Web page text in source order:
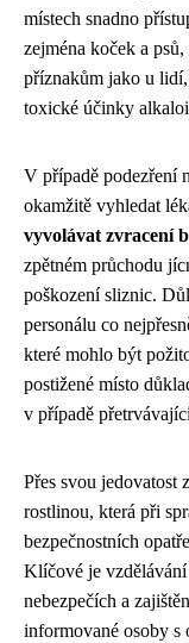
místech snadno
zejména koček a
příznakům jako u
toxické účinky
V případě podezření
okamžitě vyhledat
vyvolávat zvracení
zpětném průchodu
poškození sliznic.
personálu co
které mohlo být
postižené místo
v případě
Přes svou jedovatost
rostlinou, která při
bezpečnostních
Klíčové je vzdělávání
nebezpečích a
informované osoby s